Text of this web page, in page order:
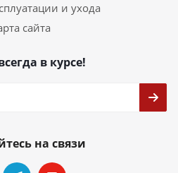
и ухода
сайта
в курсе!
на связи